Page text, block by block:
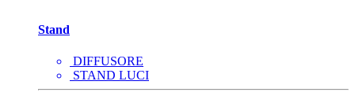
Stand
DIFFUSORE
STAND LUCI